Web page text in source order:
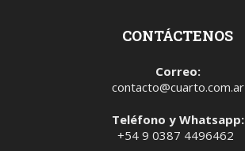
CONTÁCTENOS
Correo:
contacto@cuarto.com.ar
Teléfono y Whatsapp:
+54 9 0387 4496462